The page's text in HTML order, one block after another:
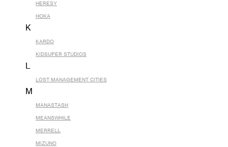
HERESY
HOKA
K
KARDO
KIDSUPER STUDIOS
L
LOST MANAGEMENT CITIES
M
MANASTASH
MEANSWHILE
MERRELL
MIZUNO